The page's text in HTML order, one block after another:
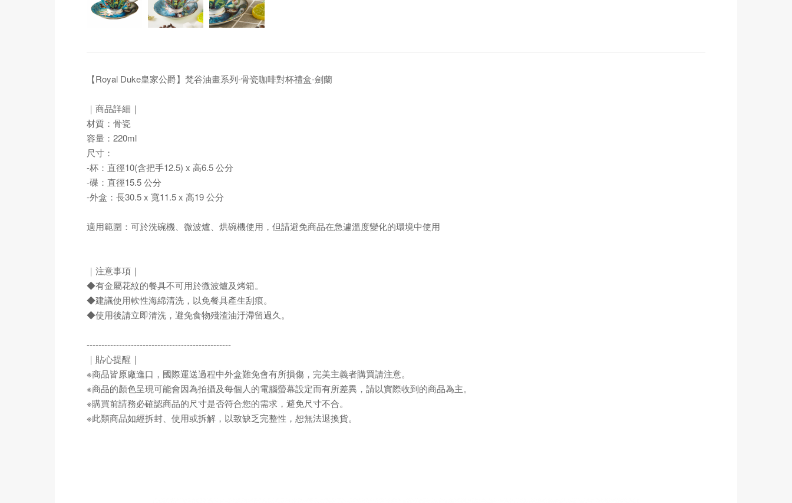
【Royal Duke皇家公爵】梵谷油畫系列-骨瓷咖啡對杯禮盒-劍蘭
｜商品詳細｜
材質：骨瓷
容量：220ml
尺寸：
-杯：直徑10(含把手12.5) x 高6.5 公分
-碟：直徑15.5 公分
-外盒：長30.5 x 寬11.5 x 高19 公分
適用範圍：可於洗碗機、微波爐、烘碗機使用，但請避免商品在急遽溫度變化的環境中使用
｜注意事項｜
◆有金屬花紋的餐具不可用於微波爐及烤箱。
◆建議使用軟性海綿清洗，以免餐具產生刮痕。
◆使用後請立即清洗，避免食物殘渣油汙滯留過久。
-------------------------------------------------
｜貼心提醒｜
※商品皆原廠進口，國際運送過程中外盒難免會有所損傷，完美主義者購買請注意。
※商品的顏色呈現可能會因為拍攝及每個人的電腦螢幕設定而有所差異，請以實際收到的商品為主。
※購買前請務必確認商品的尺寸是否符合您的需求，避免尺寸不合。
※此類商品如經拆封、使用或拆解，以致缺乏完整性，恕無法退換貨。